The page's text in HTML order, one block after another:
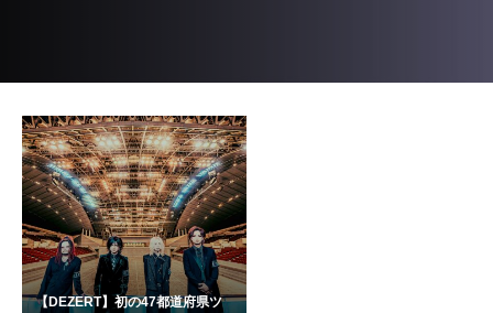
【DEZERT】初の47都道府県ツ